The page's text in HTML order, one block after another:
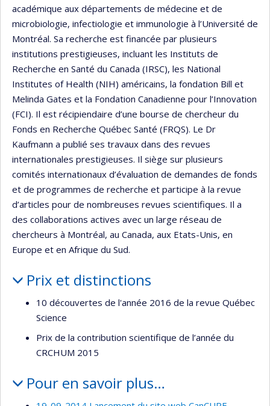
académique aux départements de médecine et de
microbiologie, infectiologie et immunologie à l’Université de
Montréal. Sa recherche est financée par plusieurs
institutions prestigieuses, incluant les Instituts de
Recherche en Santé du Canada (IRSC), les National
Institutes of Health (NIH) américains, la fondation Bill et
Melinda Gates et la Fondation Canadienne pour l’Innovation
(FCI). Il est récipiendaire d’une bourse de chercheur du
Fonds en Recherche Québec Santé (FRQS). Le Dr
Kaufmann a publié ses travaux dans des revues
internationales prestigieuses. Il siège sur plusieurs
comités internationaux d’évaluation de demandes de fonds
et de programmes de recherche et participe à la revue
d’articles pour de nombreuses revues scientifiques. Il a
des collaborations actives avec un large réseau de
chercheurs à Montréal, au Canada, aux Etats-Unis, en
Europe et en Afrique du Sud.
Prix et distinctions
10 découvertes de l'année 2016 de la revue Québec
Science
Prix de la contribution scientifique de l’année du
CRCHUM 2015
Pour en savoir plus…